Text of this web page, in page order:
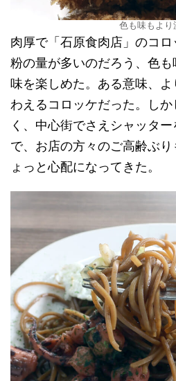
色も味もより
肉厚で「石原食肉店」のコ
粉の量が多いのだろう、色
味を楽しめた。ある意味、
わえるコロッケだった。し
く、中心街でさえシャッタ
で、お店の方々のご高齢ぶ
ょっと心配になってきた。